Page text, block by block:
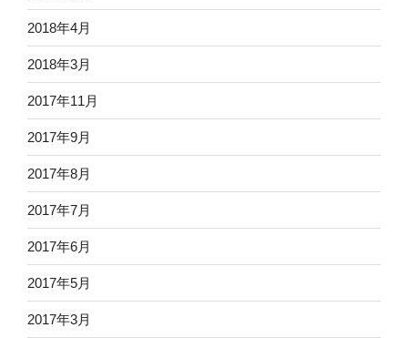
2018年4月
2018年3月
2017年11月
2017年9月
2017年8月
2017年7月
2017年6月
2017年5月
2017年3月